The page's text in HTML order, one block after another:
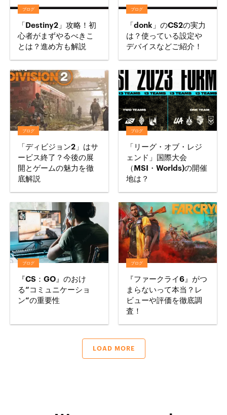
ブログ
「Destiny2」攻略！初
心者がまずやるべきこ
とは？進め方も解説
ブログ
「donk」のCS2の実力
は？使っている設定や
デバイスなどご紹介！
ブログ
「ディビジョン2」はサ
ービス終了？今後の展
開とゲームの魅力を徹
底解説
ブログ
「リーグ・オブ・レジ
ェンド」国際大会
（MSI・Worlds)の開催
地は？
ブログ
『CS：GO』のおけ
る“コミュニケーショ
ン”の重要性
ブログ
『ファークライ6』がつ
まらないって本当？レ
ビューや評価を徹底調
査！
LOAD MORE